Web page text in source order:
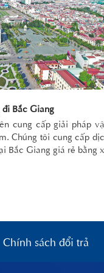
Bắc Giang
cung cấp giải pháp
Chúng tôi cung cấp
Bắc Giang giá rẻ bằng
Chính sách đổi trả